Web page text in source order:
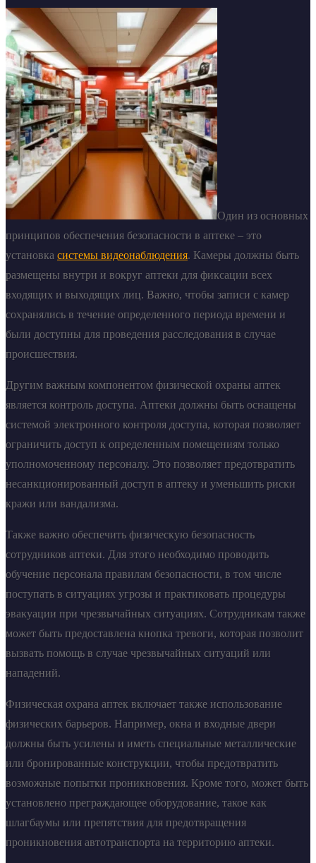
Один из основных
принципов обеспечения безопасности в аптеке – это
установка системы видеонаблюдения. Камеры должны быть
размещены внутри и вокруг аптеки для фиксации всех
входящих и выходящих лиц. Важно, чтобы записи с камер
сохранялись в течение определенного периода времени и
были доступны для проведения расследования в случае
происшествия.
Другим важным компонентом физической охраны аптек
является контроль доступа. Аптеки должны быть оснащены
системой электронного контроля доступа, которая позволяет
ограничить доступ к определенным помещениям только
уполномоченному персоналу. Это позволяет предотвратить
несанкционированный доступ в аптеку и уменьшить риски
кражи или вандализма.
Также важно обеспечить физическую безопасность
сотрудников аптеки. Для этого необходимо проводить
обучение персонала правилам безопасности, в том числе
поступать в ситуациях угрозы и практиковать процедуры
эвакуации при чрезвычайных ситуациях. Сотрудникам также
может быть предоставлена кнопка тревоги, которая позволит
вызвать помощь в случае чрезвычайных ситуаций или
нападений.
Физическая охрана аптек включает также использование
физических барьеров. Например, окна и входные двери
должны быть усилены и иметь специальные металлические
или бронированные конструкции, чтобы предотвратить
возможные попытки проникновения. Кроме того, может быть
установлено преграждающее оборудование, такое как
шлагбаумы или препятствия для предотвращения
проникновения автотранспорта на территорию аптеки.